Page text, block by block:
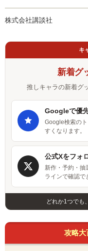
株式会社講談社
キ
新着グ
推しキャラの新着グ
Googleで優
Google検索の
すくなります。
公式Xをフォ
新作・予約・抽
ラインで確認で
どれか1つでも
攻略大